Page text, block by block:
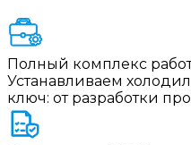
Полный комплекс
Устанавливаем
ключ: от разработки